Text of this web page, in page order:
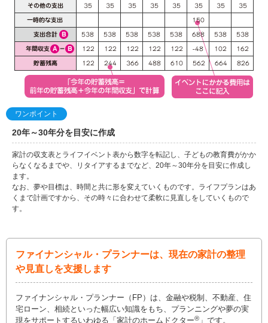
ワンポイント
20年～30年分を目安に作成
家計の収支表とライフイベント表から数字を転記し、子どもの教育費がかか
らなくなるまでや、リタイアするまでなど、20年～30年分を目安に作成し
ます。
なお、夢や目標は、時間と共に形を変えていくものです。ライフプランはあ
くまで計画ですから、その時々に合わせて柔軟に見直しをしていくもので
す。
ファイナンシャル・プランナーは、現在の家計の整理
や見直しを支援します
ファイナンシャル・プランナー（FP）は、金融や税制、不動産、住
宅ローン、相続といった幅広い知識をもち、プランニングや夢の実
現をサポートするいわゆる「家計のホームドクター® 」です。